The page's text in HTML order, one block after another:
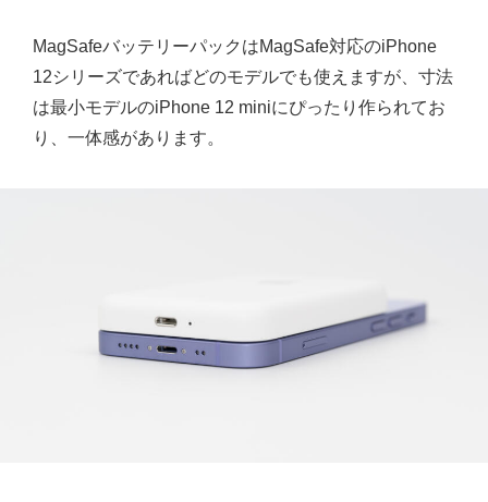
MagSafeバッテリーパックはMagSafe対応のiPhone
12シリーズであればどのモデルでも使えますが、寸法
は最小モデルのiPhone 12 miniにぴったり作られてお
り、一体感があります。